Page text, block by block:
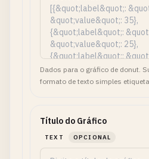
Dados para o gráfico de donut.
formato de texto simples
Título do Gráfico
TEXT OPCIONAL